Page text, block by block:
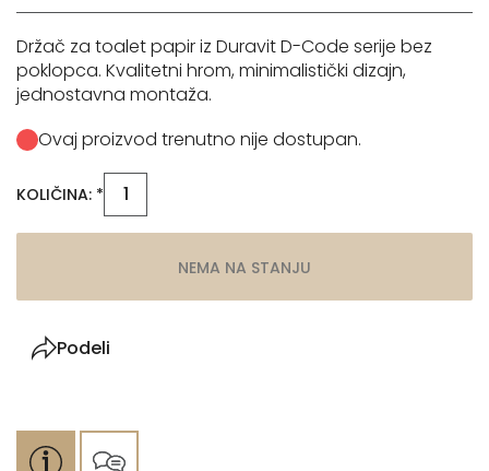
Držač za toalet papir iz Duravit D-Code serije bez
poklopca. Kvalitetni hrom, minimalistički dizajn,
jednostavna montaža.
Ovaj proizvod trenutno nije dostupan.
KOLIČINA: *
NEMA NA STANJU
Podeli